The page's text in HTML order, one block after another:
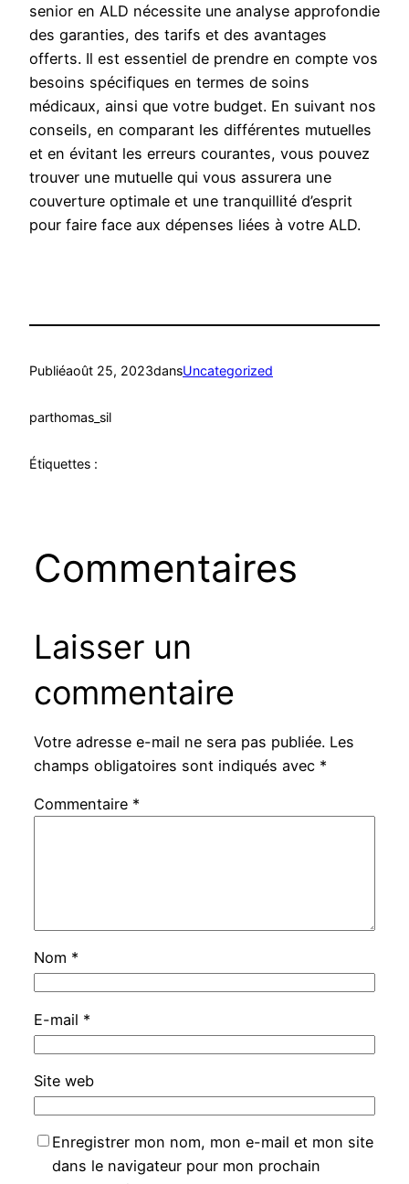
senior en ALD nécessite une analyse approfondie
des garanties, des tarifs et des avantages
offerts. Il est essentiel de prendre en compte vos
besoins spécifiques en termes de soins
médicaux, ainsi que votre budget. En suivant nos
conseils, en comparant les différentes mutuelles
et en évitant les erreurs courantes, vous pouvez
trouver une mutuelle qui vous assurera une
couverture optimale et une tranquillité d’esprit
pour faire face aux dépenses liées à votre ALD.
Publiéaoût 25, 2023dansUncategorized
parthomas_sil
Étiquettes :
Commentaires
Laisser un
commentaire
Votre adresse e-mail ne sera pas publiée. Les
champs obligatoires sont indiqués avec *
Commentaire *
Nom *
E-mail *
Site web
Enregistrer mon nom, mon e-mail et mon site
dans le navigateur pour mon prochain